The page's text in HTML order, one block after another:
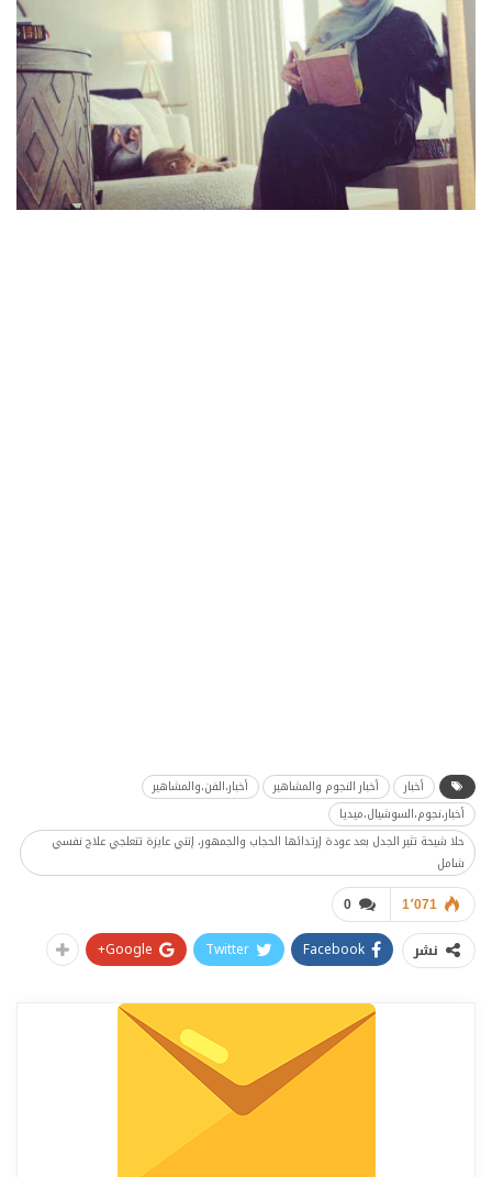
أخبار أخبار النجوم والمشاهير
أخبار،الفن،والمشاهير
أخبار،نجوم،السوشيال،ميديا
حلا شيحة تثير الجدل بعد عودة إرتدائها الحجاب والجمهور، إنتي عايزة تتعلجي علاج نفسي
شامل
0 1٬071
نشر Facebook
Twitter
Google+